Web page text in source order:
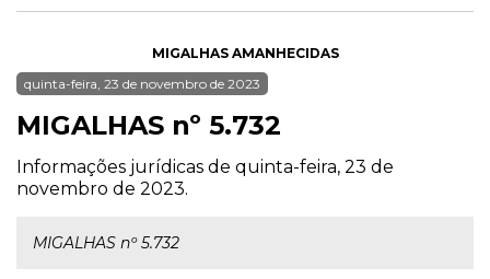
MIGALHAS AMANHECIDAS
quinta-feira, 23 de novembro de 2023
MIGALHAS nº 5.732
Informações jurídicas de quinta-feira, 23 de
novembro de 2023.
MIGALHAS nº 5.732